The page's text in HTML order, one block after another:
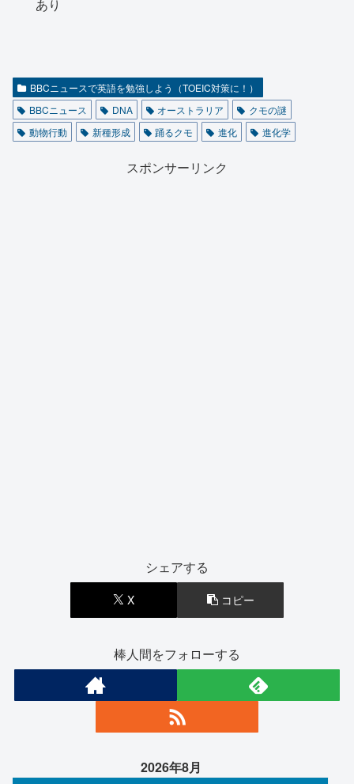
あり
BBCニュースで英語を勉強しよう（TOEIC対策に！）
BBCニュース
DNA オーストラリア
クモの謎
動物行動
新種形成 踊るクモ 進化 進化学
スポンサーリンク
シェアする
X コピー
棒人間をフォローする
2026年8月